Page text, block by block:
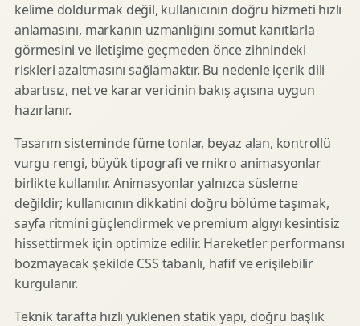
kelime doldurmak değil, kullanıcının doğru hizmeti hızlı
anlamasını, markanın uzmanlığını somut kanıtlarla
görmesini ve iletişime geçmeden önce zihnindeki
riskleri azaltmasını sağlamaktır. Bu nedenle içerik dili
abartısız, net ve karar vericinin bakış açısına uygun
hazırlanır.
Tasarım sisteminde füme tonlar, beyaz alan, kontrollü
vurgu rengi, büyük tipografi ve mikro animasyonlar
birlikte kullanılır. Animasyonlar yalnızca süsleme
değildir; kullanıcının dikkatini doğru bölüme taşımak,
sayfa ritmini güçlendirmek ve premium algıyı kesintisiz
hissettirmek için optimize edilir. Hareketler performansı
bozmayacak şekilde CSS tabanlı, hafif ve erişilebilir
kurgulanır.
Teknik tarafta hızlı yüklenen statik yapı, doğru başlık